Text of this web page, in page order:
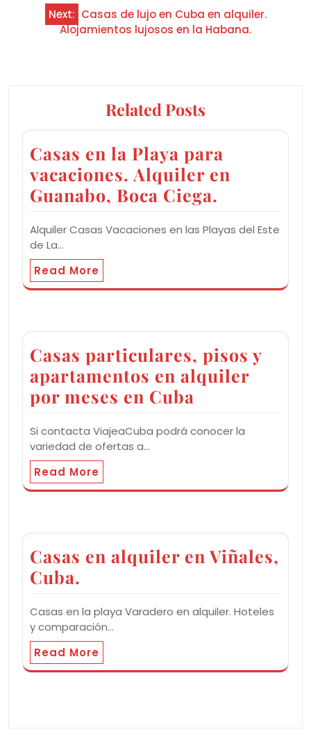
Next: Casas de lujo en Cuba en alquiler.
Alojamientos lujosos en la Habana.
Related Posts
Casas en la Playa para
vacaciones. Alquiler en
Guanabo, Boca Ciega.
Alquiler Casas Vacaciones en las Playas del Este
de La…
Read More
Casas particulares, pisos y
apartamentos en alquiler
por meses en Cuba
Si contacta ViajeaCuba podrá conocer la
variedad de ofertas a…
Read More
Casas en alquiler en Viñales,
Cuba.
Casas en la playa Varadero en alquiler. Hoteles
y comparación…
Read More